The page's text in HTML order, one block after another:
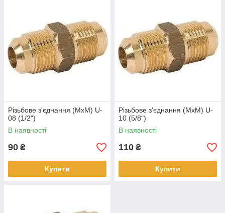
Різьбове з'єднання (МхМ) U-
08 (1/2")
В наявності
90 ₴
Купити
Різьбове з'єднання (МхМ) U-
10 (5/8")
В наявності
110 ₴
Купити